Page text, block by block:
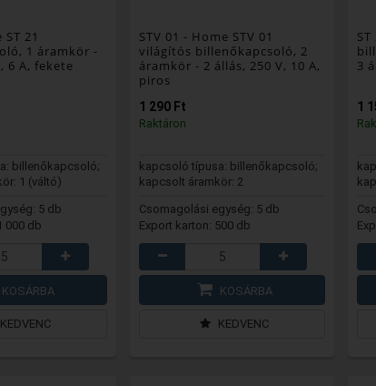
21
1 áramkör -
6 A, fekete
billenőkapcsoló;
1 (váltó)
5 db
000 db
KOSÁRBA
KEDVENC
STV 01 - Home STV 01
világítós billenőkapcsoló, 2
áramkör - 2 állás, 250 V, 10 A,
piros
1 290 Ft
Raktáron
kapcsoló típusa: billenőkapcsoló;
kapcsolt áramkör: 2
Csomagolási egység: 5 db
Export karton: 500 db
KOSÁRBA
KEDVENC
ST
3
1